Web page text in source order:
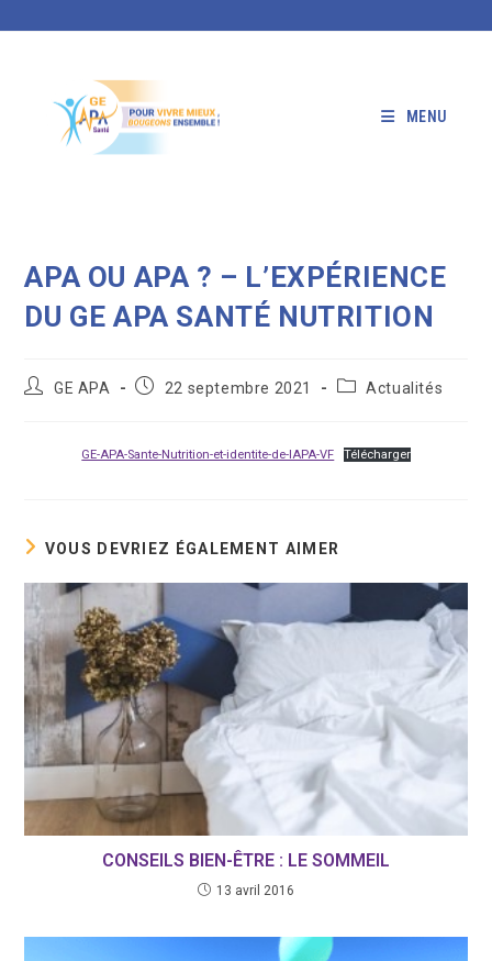
MENU
APA OU APA ? – L’EXPÉRIENCE
DU GE APA SANTÉ NUTRITION
Auteur/autrice
publication :
GE APA
Publication
22 septembre 2021
PostActualités
GE-APA-Sante-Nutrition-et-identite-de-lAPA-VF Télécharger
VOUS DEVRIEZ ÉGALEMENT AIMER
CONSEILS BIEN-ÊTRE : LE SOMMEIL
13 avril 2016